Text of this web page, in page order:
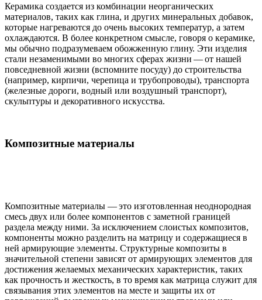
Керамика создается из комбинации неорганических
материалов, таких как глина, и других минеральных добавок,
которые нагреваются до очень высоких температур, а затем
охлаждаются. В более конкретном смысле, говоря о керамике,
мы обычно подразумеваем обожженную глину. Эти изделия
стали незаменимыми во многих сферах жизни — от нашей
повседневной жизни (вспомните посуду) до строительства
(например, кирпичи, черепица и трубопроводы), транспорта
(железные дороги, водный или воздушный транспорт),
скульптуры и декоративного искусства.
Композитные материалы
Композитные материалы — это изготовленная неоднородная
смесь двух или более компонентов с заметной границей
раздела между ними. За исключением слоистых композитов,
компоненты можно разделить на матрицу и содержащиеся в
ней армирующие элементы. Структурные композиты в
значительной степени зависят от армирующих элементов для
достижения желаемых механических характеристик, таких
как прочность и жесткость, в то время как матрица служит для
связывания этих элементов на месте и защиты их от